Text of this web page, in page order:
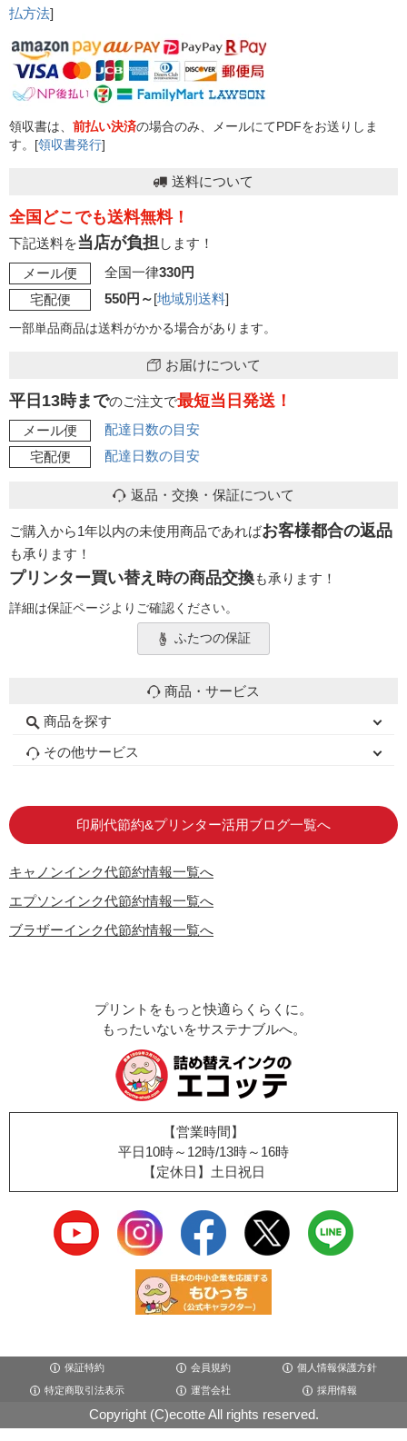
払方法]
領収書は、 前払い決済の場合のみ、メールにてPDFをお送りしま
す。[領収書発行]
送料について
全国どこでも送料無料！
下記送料を当店が負担します！
メール便
全国一律330円
宅配便
550円～[地域別送料]
一部単品商品は送料がかかる場合があります。
お届けについて
平日13時までのご注文で最短当日発送！
メール便
配達日数の目安
宅配便
配達日数の目安
返品・交換・保証について
ご購入から1年以内の未使用商品であればお客様都合の返品
も承ります！
プリンター買い替え時の商品交換も承ります！
詳細は保証ページよりご確認ください。
ふたつの保証
商品・サービス
商品を探す
初心者用セット
キャノンインク
エプソンインク
ブラザーインク
詰め替えインク
互換インクボトル
互換インクカートリッジ
再生インクカートリッジ
トナーカートリッジ
その他サービス
印刷代節約&プリンター活用ブログ一覧へ
キャノンインク代節約情報一覧へ
エプソンインク代節約情報一覧へ
ブラザーインク代節約情報一覧へ
プリントをもっと快適らくらくに。
もったいないをサステナブルへ。
【営業時間】
平日10時～12時/13時～16時
【定休日】土日祝日
保証特約 会員規約 個人情報保護方針
特定商取引法表示 運営会社 採用情報
Copyright (C)ecotte All rights reserved.